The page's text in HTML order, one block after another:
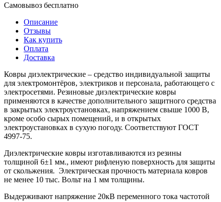
Самовывоз бесплатно
Описание
Отзывы
Как купить
Оплата
Доставка
Ковры диэлектрические – средство индивидуальной защиты
для электромонтёров, электриков и персонала, работающего с
электросетями. Резиновые диэлектрические ковры
применяются в качестве дополнительного защитного средства
в закрытых электроустановках, напряжением свыше 1000 В,
кроме особо сырых помещений, и в открытых
электроустановках в сухую погоду. Соответствуют ГОСТ
4997-75.
Диэлектрические ковры изготавливаются из резины
толщиной 6±1 мм., имеют рифленую поверхность для защиты
от скольжения. Электрическая прочность материала ковров
не менее 10 тыс. Вольт на 1 мм толщины.
Выдерживают напряжение 20кВ переменного тока частотой